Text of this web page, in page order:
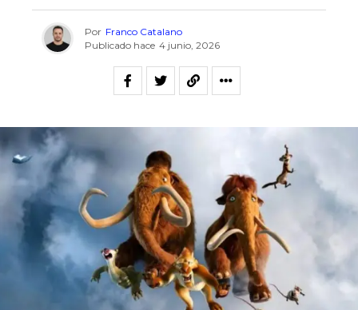
Por Franco Catalano
Publicado hace 4 junio, 2026